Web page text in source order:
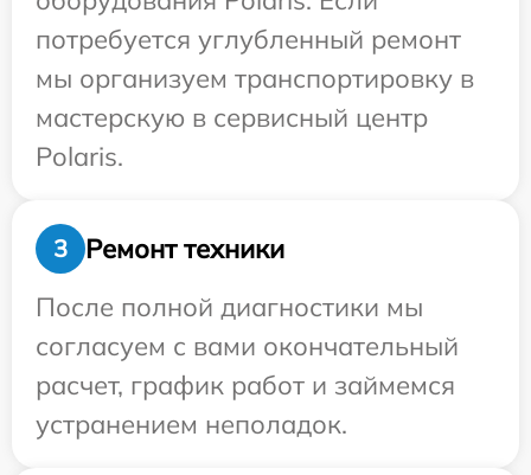
потребуется углубленный ремонт
мы организуем транспортировку в
мастерскую в сервисный центр
Polaris.
3
Ремонт техники
После полной диагностики мы
согласуем с вами окончательный
расчет, график работ и займемся
устранением неполадок.